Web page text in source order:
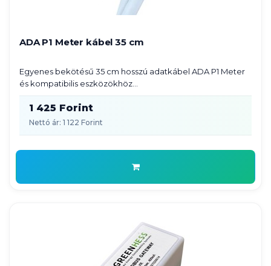
ADA P1 Meter kábel 35 cm
Egyenes bekötésű 35 cm hosszú adatkábel ADA P1 Meter
és kompatibilis eszközökhöz...
1 425 Forint
Nettó ár: 1 122 Forint